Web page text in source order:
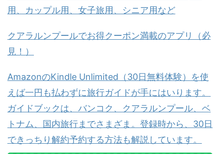
用、カップル用、女子旅用、シニア用など
クアラルンプールでお得クーポン満載のアプリ（必
見！）
AmazonのKindle Unlimited（30日無料体験）を使
えば一円も払わずに旅行ガイドが手にはいります。
ガイドブックは、バンコク、クアラルンプール、ベ
トナム、国内旅行までさまざま。登録時から、30日
できっちり解約予約する方法も解説しています。